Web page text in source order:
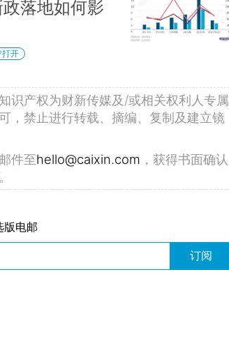
落地如何影
打开
识产权为财新传媒及/或相关权利人专属
，禁止进行转载、摘编、复制及建立镜
件至hello@caixin.com ，获得书面确认
版电邮
订阅